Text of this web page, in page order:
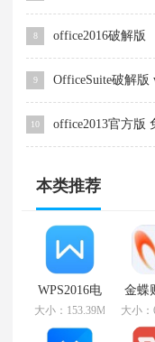
8 office2016破解版
9 OfficeSuite破解版
10 office2013官方版
本类推荐
WPS2016电
脑版
v11.1.0.10314
免费版
大小：153.39MB
金蝶
件
大小：